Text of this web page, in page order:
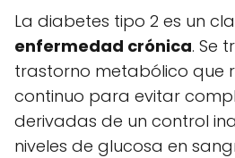
La diabetes tipo 2 es un
enfermedad crónica. Se
trastorno metabólico que
continuo para evitar
derivadas de un control
niveles de glucosa en